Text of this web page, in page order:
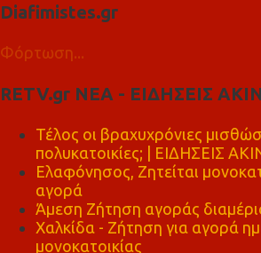
Diafimistes.gr
Φόρτωση...
RETV.gr ΝΕΑ - ΕΙΔΗΣΕΙΣ
Τέλος οι βραχυχρόνιες
πολυκατοικίες; | ΕΙΔΗΣΕΙΣ
Ελαφόνησος, Ζητείται
αγορά
Άμεση Ζήτηση αγοράς
Χαλκίδα - Ζήτηση για αγορά
μονοκατοικίας